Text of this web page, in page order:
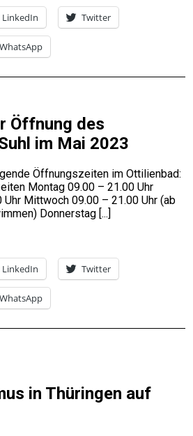
LinkedIn Twitter
WhatsApp
Öffnung des
im Mai 2023
Öffnungszeiten im Ottilienbad:
Montag 09.00 – 21.00 Uhr
Uhr Mittwoch 09.00 – 21.00 Uhr (ab
Donnerstag
LinkedIn Twitter
WhatsApp
in Thüringen auf